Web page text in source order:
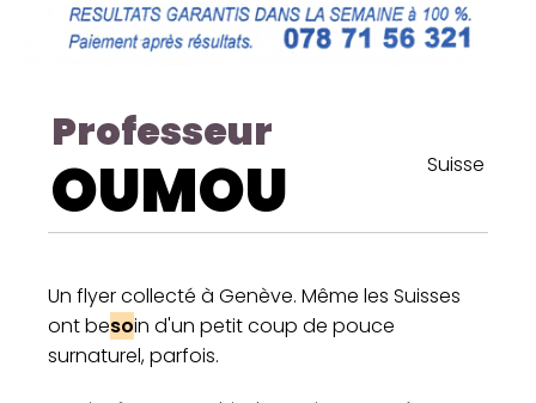
Professeur
OUMOU Suisse
Un flyer collecté à Genève. Même les Suisses
ont besoin d'un petit coup de pouce
surnaturel, parfois.